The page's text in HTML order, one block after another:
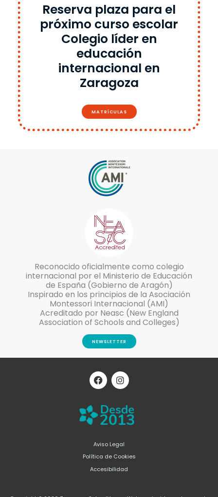
Reserva plaza para el
próximo curso escolar
Colegio líder en
educación
internacional en
Zaragoza
MATRÍCULAS
Reconocido oficialmente como colegio
internacional por el Ministerio de Educación
de España (Gobierno de Aragón)
Inspirado en los principios de la Asociación
Montessori Internacional (AMI)
Acreditado por Neasc (New England
Association of Schools and Colleges)
NEWSLETTER
Aviso Legal
Política de Cookies
Accesibilidad
F
a
c
b
o
o
I
n
s
a
g
r
m